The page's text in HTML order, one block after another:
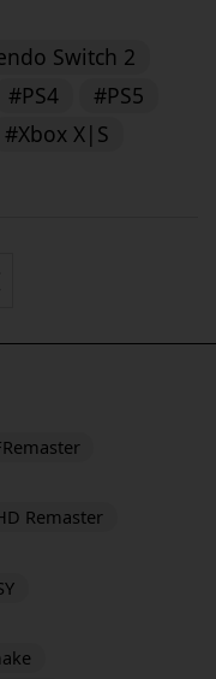
Switch 2
#PS4
#PS5
#Xbox X|S
Remaster